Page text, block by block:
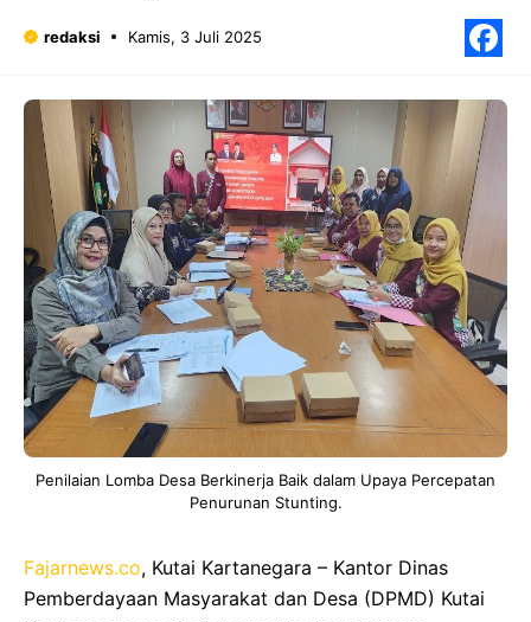
redaksi Kamis, 3 Juli 2025
Penilaian Lomba Desa Berkinerja Baik dalam Upaya Percepatan
Penurunan Stunting.
Fajarnews.co, Kutai Kartanegara – Kantor Dinas
Pemberdayaan Masyarakat dan Desa (DPMD) Kutai